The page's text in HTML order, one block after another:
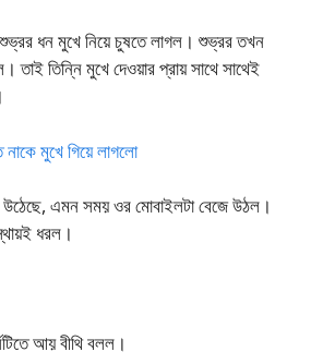
শুভ্রর ধন মুখে নিয়ে চুষতে লাগল। শুভ্রর তখন
তাই তিন্নি মুখে দেওয়ার প্রায় সাথে সাথেই
মুখে গিয়ে লাগলো
উঠেছে, এমন সময় ওর মোবাইলটা বেজে উঠল।
ধরল।
আয় বীথি বলল।